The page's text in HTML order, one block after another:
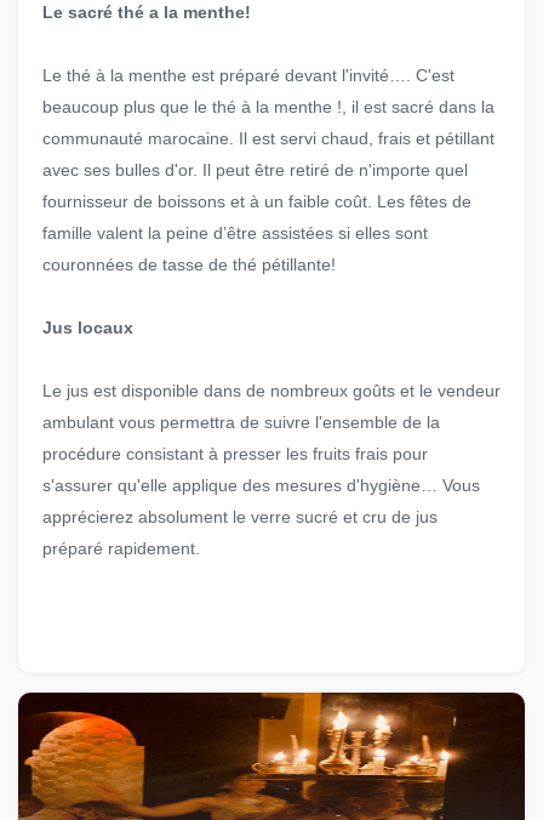
Le sacré thé a la menthe!
Le thé à la menthe est préparé devant l'invité…. C'est
beaucoup plus que le thé à la menthe !, il est sacré dans la
communauté marocaine. Il est servi chaud, frais et pétillant
avec ses bulles d'or. Il peut être retiré de n'importe quel
fournisseur de boissons et à un faible coût. Les fêtes de
famille valent la peine d’être assistées si elles sont
couronnées de tasse de thé pétillante!
Jus locaux
Le jus est disponible dans de nombreux goûts et le vendeur
ambulant vous permettra de suivre l'ensemble de la
procédure consistant à presser les fruits frais pour
s'assurer qu'elle applique des mesures d'hygiène… Vous
apprécierez absolument le verre sucré et cru de jus
préparé rapidement.